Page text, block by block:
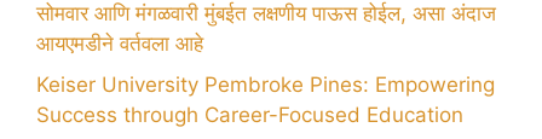
सोमवार आणि मंगळवारी मुंबईत लक्षणीय पाऊस होईल, असा अंदाज
आयएमडीने वर्तवला आहे
Keiser University Pembroke Pines: Empowering
Success through Career-Focused Education